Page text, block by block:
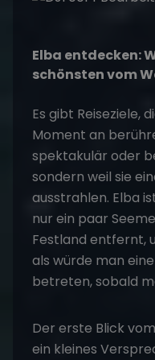
Elba entdecken:
schönsten vom
Es gibt Reiseziele,
Moment an
spektakulär oder
sondern weil sie
ausstrahlen. Elba
nur ein paar
Festland entfernt,
als würde man
betreten, sobald
Der erste Blick
ein kleines